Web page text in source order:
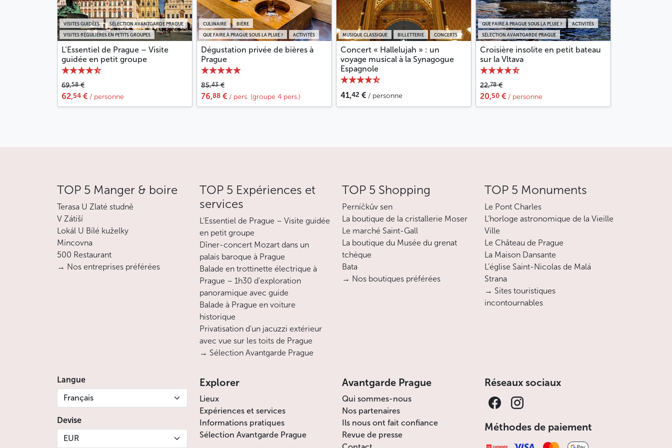
VISITES RÉGULIÈRES EN PETITS GROUPES
VISITES GUIDÉES SÉLECTION AVANTGARDE PRAGUE
L’Essentiel de Prague – Visite
guidée en petit groupe
69,58€
62,54 € / personne
QUE FAIRE À PRAGUE SOUS LA PLUIE ? ACTIVITÉS
CULINAIRE BIÈRE
Dégustation privée de bières à
Prague
85,43€
76,88 € / pers. (groupe 4 pers.)
MUSIQUE CLASSIQUE BILLETTERIE CONCERTS
Concert « Hallelujah » : un
voyage musical à la Synagogue
Espagnole
41,42 € / personne
SÉLECTION AVANTGARDE PRAGUE
QUE FAIRE À PRAGUE SOUS LA PLUIE ? ACTIVITÉS
Croisière insolite en petit bateau
sur la Vltava
22,78€
20,50 € / personne
TOP 5 Manger & boire
Terasa U Zlaté studně
V Zátiší
Lokál U Bílé kuželky
Mincovna
500 Restaurant
→ Nos entreprises préférées
TOP 5 Expériences et
services
L’Essentiel de Prague – Visite guidée
en petit groupe
Dîner-concert Mozart dans un
palais baroque à Prague
Balade en trottinette électrique à
Prague – 1h30 d’exploration
panoramique avec guide
Balade à Prague en voiture
historique
Privatisation d’un jacuzzi extérieur
avec vue sur les toits de Prague
→ Sélection Avantgarde Prague
TOP 5 Shopping
Perníčkův sen
La boutique de la cristallerie Moser
Le marché Saint-Gall
La boutique du Musée du grenat
tchèque
Bata
→ Nos boutiques préférées
TOP 5 Monuments
Le Pont Charles
L’horloge astronomique de la Vieille
Ville
Le Château de Prague
La Maison Dansante
L’église Saint-Nicolas de Malá
Strana
→ Sites touristiques
incontournables
Langue
Français
Devise
EUR
Explorer
Lieux
Expériences et services
Informations pratiques
Sélection Avantgarde Prague
Avantgarde Prague
Qui sommes-nous
Nos partenaires
Ils nous ont fait confiance
Revue de presse
Réseaux sociaux
Méthodes de paiement